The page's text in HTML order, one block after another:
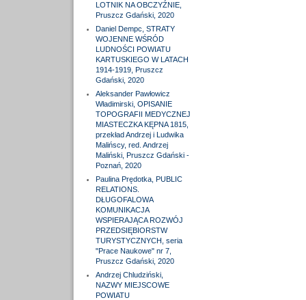
LOTNIK NA OBCZYŹNIE,
Pruszcz Gdański, 2020
Daniel Dempc, STRATY
WOJENNE WŚRÓD
LUDNOŚCI POWIATU
KARTUSKIEGO W LATACH
1914-1919, Pruszcz
Gdański, 2020
Aleksander Pawłowicz
Władimirski, OPISANIE
TOPOGRAFII MEDYCZNEJ
MIASTECZKA KĘPNA 1815,
przekład Andrzej i Ludwika
Malińscy, red. Andrzej
Maliński, Pruszcz Gdański -
Poznań, 2020
Paulina Prędotka, PUBLIC
RELATIONS.
DŁUGOFALOWA
KOMUNIKACJA
WSPIERAJĄCA ROZWÓJ
PRZEDSIĘBIORSTW
TURYSTYCZNYCH, seria
"Prace Naukowe" nr 7,
Pruszcz Gdański, 2020
Andrzej Chludziński,
NAZWY MIEJSCOWE
POWIATU